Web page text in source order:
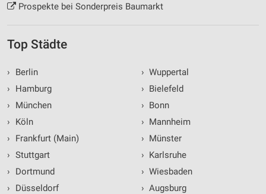
Prospekte bei Sonderpreis Baumarkt
Top Städte
›
Berlin
›
Hamburg
›
München
›
Köln
›
Frankfurt (Main)
› Stuttgart
›
Dortmund
›
Düsseldorf
› Wuppertal
› Bielefeld
› Bonn
› Mannheim
› Münster
› Karlsruhe
› Wiesbaden
› Augsburg